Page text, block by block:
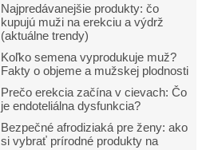
Najpredávanejšie produkty: čo
kupujú muži na erekciu a výdrž
(aktuálne trendy)
Koľko semena vyprodukuje muž?
Fakty o objeme a mužskej plodnosti
Prečo erekcia začína v cievach: Čo
je endoteliálna dysfunkcia?
Bezpečné afrodiziaká pre ženy: ako
si vybrať prírodné produkty na